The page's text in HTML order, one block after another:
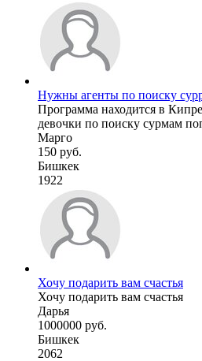
Нужны агенты по поиску
Программа находится в
девочки по поиску сурмам
Марго
150 руб.
Бишкек
1922
Хочу подарить вам счастья
Хочу подарить вам счастья
Дарья
1000000 руб.
Бишкек
2062